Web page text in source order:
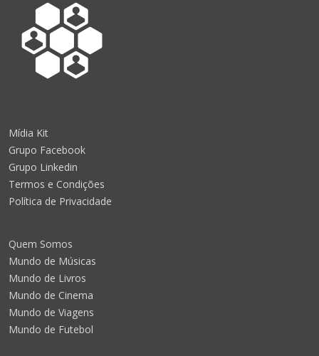
Mídia Kit
Grupo Facebook
Grupo Linkedin
Termos e Condições
Política de Privacidade
Quem Somos
Mundo de Músicas
Mundo de Livros
Mundo de Cinema
Mundo de Viagens
Mundo de Futebol